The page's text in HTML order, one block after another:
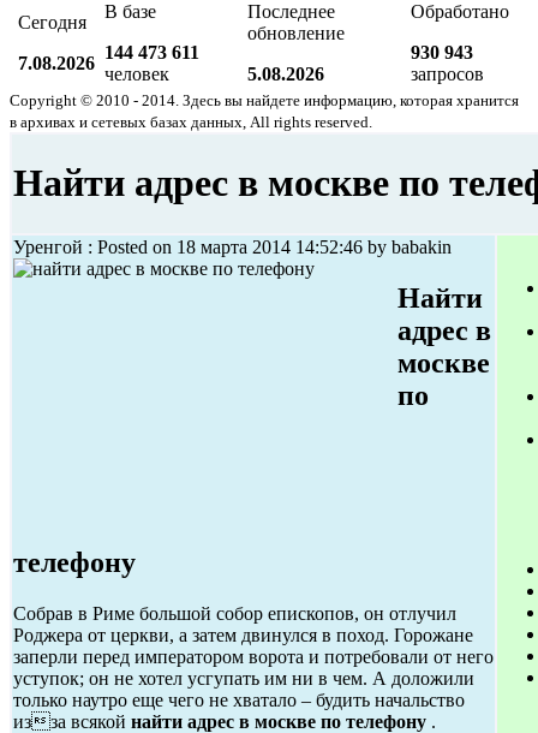
Сегодня
7.08.2026
В базе
144 473 611
человек
Последнее
обновление
5.08.2026
Обработано
930 943
запросов
Copyright © 2010 - 2014. Здесь вы найдете информацию, которая хранится
в архивах и сетевых базах данных, All rights reserved.
Найти адрес в москве по
Уренгой : Posted on 18 марта 2014 14:52:46 by babakin
Найти
адрес в
москве
по
телефону
Собрав в Риме большой собор епископов, он отлучил
Роджера от церкви, а затем двинулся в поход. Горожане
заперли перед императором ворота и потребовали от него
уступок; он не хотел усгупать им ни в чем. А доложили
только наутро еще чего не хватало – будить начальство
изза всякой найти адрес в москве по телефону .